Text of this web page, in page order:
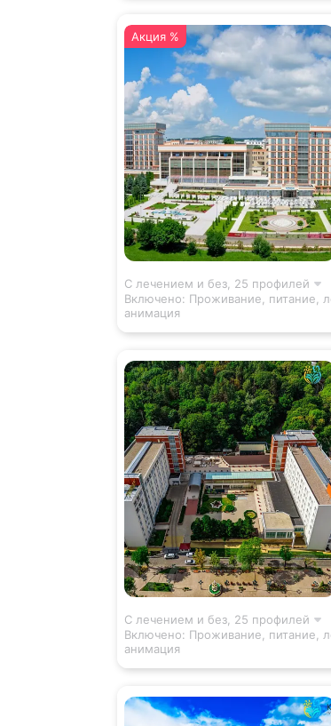
Акция %
С лечением и без, 25 профилей
Включено: Проживание, питание,
анимация
С лечением и без, 25 профилей
Включено: Проживание, питание,
анимация